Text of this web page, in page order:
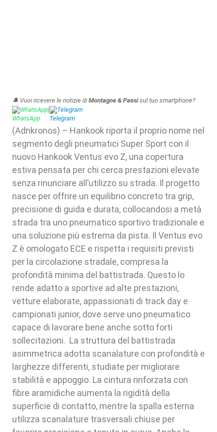
🔔 Vuoi ricevere le notizie di Montagne & Paesisul tuo smartphone?
WhatsApp| Telegram
(Adnkronos) – Hankook riporta il proprio nome nel
segmento degli pneumatici Super Sport con il
nuovo Hankook Ventus evo Z, una copertura
estiva pensata per chi cerca prestazioni elevate
senza rinunciare all’utilizzo su strada. Il progetto
nasce per offrire un equilibrio concreto tra grip,
precisione di guida e durata, collocandosi a metà
strada tra uno pneumatico sportivo tradizionale e
una soluzione più estrema da pista. Il Ventus evo
Z è omologato ECE e rispetta i requisiti previsti
per la circolazione stradale, compresa la
profondità minima del battistrada. Questo lo
rende adatto a sportive ad alte prestazioni,
vetture elaborate, appassionati di track day e
campionati junior, dove serve uno pneumatico
capace di lavorare bene anche sotto forti
sollecitazioni. La struttura del battistrada
asimmetrica adotta scanalature con profondità e
larghezze differenti, studiate per migliorare
stabilità e appoggio. La cintura rinforzata con
fibre aramidiche aumenta la rigidità della
superficie di contatto, mentre la spalla esterna
utilizza scanalature trasversali chiuse per